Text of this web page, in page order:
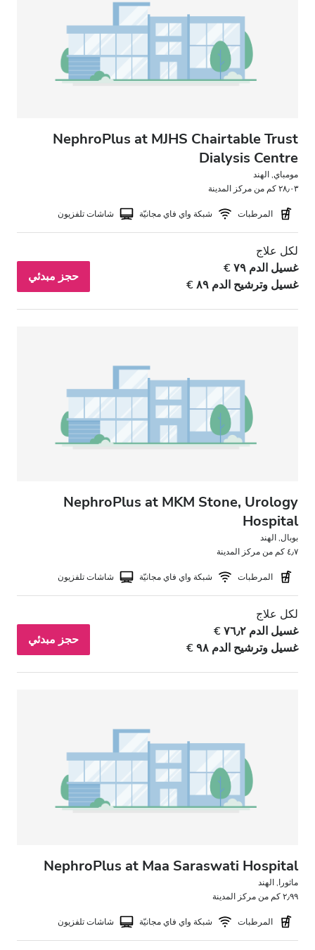
مرضى مصابين بفيروس نقص المناعة البشرية
مرضى مصابين بالتهاب الكبد B
مرضى مصابين بالتهاب الكبد C
بطاقة التأمين الصحيّ العالميّة
المرافق
المرطبات
شبكة واي فاي مجانيّة
شاشات تلفزيون
100 – 200 يورو
أكثر من 300 يورو
المناوبات
الصباح
بعد الظهيرة
المساء
جيد جدًا
ممتاز
NephroPlus at MJHS Chairtable Trust
Dialysis Centre
مومباي, الهند
٢٨٫٠٣ كم من مركز المدينة
المرطبات شبكة واي فاي مجانيّة شاشات تلفزيون
لكل علاج
غسيل الدم ٧٩ €
غسيل وترشيح الدم ٨٩ €
حجز مبدئي
NephroPlus at MKM Stone, Urology
Hospital
بوبال, الهند
٤٫٧ كم من مركز المدينة
المرطبات شبكة واي فاي مجانيّة شاشات تلفزيون
لكل علاج
غسيل الدم ٧٦٫٢ €
غسيل وترشيح الدم ٩٨ €
حجز مبدئي
NephroPlus at Maa Saraswati Hospital
ماثورا, الهند
٢٫٩٩ كم من مركز المدينة
المرطبات شبكة واي فاي مجانيّة شاشات تلفزيون